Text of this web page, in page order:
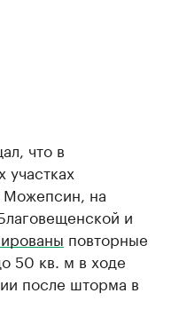
что в
участках
на
и
повторные
50 кв. м в ходе
после шторма в